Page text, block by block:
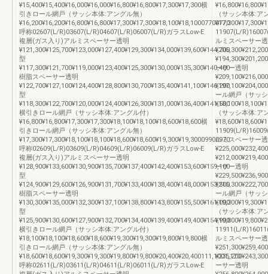
¥15,400¥15,400¥16,000¥16,000¥16,800¥16,800¥17,300¥17,300横
引きロール網戸（サッシ本体:アングル無）
¥16,200¥16,200¥16,800¥16,800¥17,300¥17,300¥18,100¥18,10007700770
呼称02607(L/R)03607(L/R)04607(L/R)06007(L/R)ガラスLow-E
複層(ガス入り)アルミスペーサー透明
¥121,300¥125,700¥123,000¥127,400¥129,300¥134,000¥139,600¥144,700
型
¥117,300¥121,700¥119,000¥123,400¥125,300¥130,000¥135,300¥140,400
樹脂スペーサー透明
¥122,700¥127,100¥124,400¥128,800¥130,700¥135,400¥141,100¥146,200
型
¥118,300¥122,700¥120,000¥124,400¥126,300¥131,000¥136,400¥141,500
横引きロール網戸（サッシ本体:アングル付）
¥16,800¥16,800¥17,300¥17,300¥18,100¥18,100¥18,600¥18,600横
引きロール網戸（サッシ本体:アングル無）
¥17,300¥17,300¥18,100¥18,100¥18,600¥18,600¥19,300¥19,30009900970
呼称02609(L/R)03609(L/R)04609(L/R)06009(L/R)ガラスLow-E
複層(ガス入り)アルミスペーサー透明
¥128,900¥133,600¥130,900¥135,700¥137,400¥142,400¥153,600¥159,100
型
¥124,900¥129,600¥126,900¥131,700¥133,400¥138,400¥148,000¥153,500
樹脂スペーサー透明
¥130,300¥135,000¥132,300¥137,100¥138,800¥143,800¥155,500¥161,000
型
¥125,900¥130,600¥127,900¥132,700¥134,400¥139,400¥149,400¥154,900
横引きロール網戸（サッシ本体:アングル付）
¥18,100¥18,100¥18,600¥18,600¥19,300¥19,300¥19,800¥19,800横
引きロール網戸（サッシ本体:アングル無）
¥18,600¥18,600¥19,300¥19,300¥19,800¥19,800¥20,400¥20,400111,1001,170
呼称02611(L/R)03611(L/R)04611(L/R)06011(L/R)ガラスLow-E
（サッシ本体:ア
11907(L/
ルミスペーサー
ーサー透明
ール網戸（サッ
（サッシ本体:ア
11909(L/
ルミスペーサー
ーサー透明
ール網戸（サッ
（サッシ本体:ア
11911(L/
ルミスペーサー
ーサー透明